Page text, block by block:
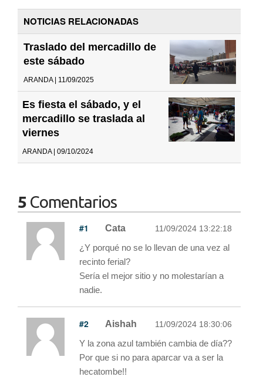
NOTICIAS RELACIONADAS
Traslado del mercadillo de
este sábado
ARANDA | 11/09/2025
Es fiesta el sábado, y el
mercadillo se traslada al
viernes
ARANDA | 09/10/2024
5 Comentarios
#1 Cata 11/09/2024 13:22:18
¿Y porqué no se lo llevan de una vez al
recinto ferial?
Sería el mejor sitio y no molestarían a
nadie.
#2 Aishah 11/09/2024 18:30:06
Y la zona azul también cambia de día??
Por que si no para aparcar va a ser la
hecatombe!!